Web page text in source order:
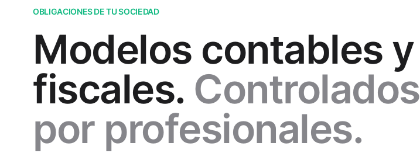
OBLIGACIONES DE TU SOCIEDAD
Modelos contables y
fiscales. Controlados
por profesionales.